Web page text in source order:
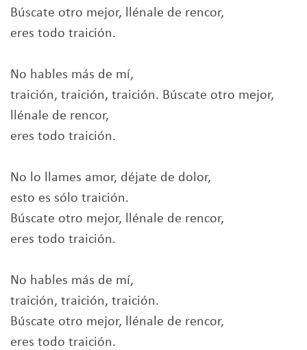
Búscate otro mejor, llénale de rencor,
eres todo traición.
No hables más de mí,
traición, traición, traición. Búscate otro mejor,
llénale de rencor,
eres todo traición.
No lo llames amor, déjate de dolor,
esto es sólo traición.
Búscate otro mejor, llénale de rencor,
eres todo traición.
No hables más de mí,
traición, traición, traición.
Búscate otro mejor, llénale de rencor,
eres todo traición.